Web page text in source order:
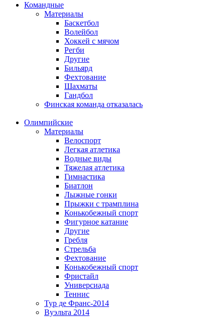
Командные
Материалы
Баскетбол
Волейбол
Хоккей с мячом
Регби
Другие
Бильярд
Фехтование
Шахматы
Гандбол
Финская команда отказалась
Олимпийские
Материалы
Велоспорт
Легкая атлетика
Водные виды
Тяжелая атлетика
Гимнастика
Биатлон
Лыжные гонки
Прыжки с трамплина
Конькобежный спорт
Фигурное катание
Другие
Гребля
Стрельба
Фехтование
Конькобежный спорт
Фристайл
Универсиада
Теннис
Тур де Франс-2014
Вуэльта 2014